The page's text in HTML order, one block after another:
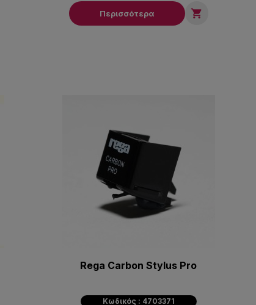
Περισσότερα 
Rega Carbon Stylus Pro
Κωδικός : 4703371